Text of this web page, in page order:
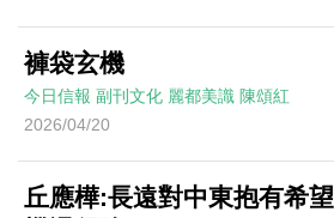
褲袋玄機
今日信報 副刊文化 麗都美識 陳頌紅
2026/04/20
丘應樺:長遠對中東抱有希望